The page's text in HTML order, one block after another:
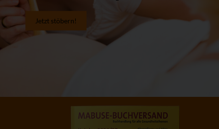
Jetzt stöbern!